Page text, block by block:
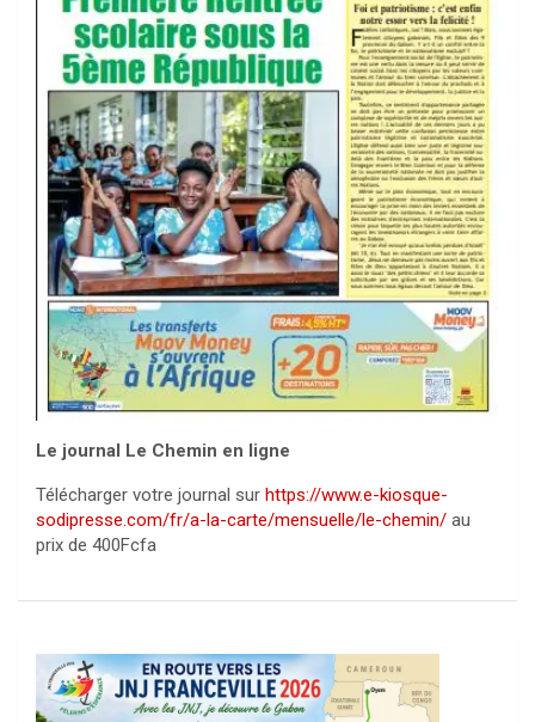
Le journal Le Chemin en ligne
Télécharger votre journal sur https://www.e-kiosque-
sodipresse.com/fr/a-la-carte/mensuelle/le-chemin/ au
prix de 400Fcfa